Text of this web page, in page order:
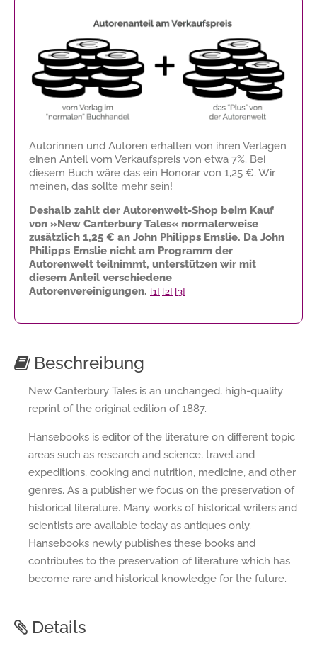
Autorinnen und Autoren erhalten von ihren Verlagen
einen Anteil vom Verkaufspreis von etwa 7%. Bei
diesem Buch wäre das ein Honorar von 1,25 €. Wir
meinen, das sollte mehr sein!
Deshalb zahlt der Autorenwelt-Shop beim Kauf
von »New Canterbury Tales« normalerweise
zusätzlich 1,25 € an John Philipps Emslie. Da John
Philipps Emslie nicht am Programm der
Autorenwelt teilnimmt, unterstützen wir mit
diesem Anteil verschiedene
Autorenvereinigungen. [1] [2] [3]
Beschreibung
New Canterbury Tales is an unchanged, high-quality
reprint of the original edition of 1887.
Hansebooks is editor of the literature on different topic
areas such as research and science, travel and
expeditions, cooking and nutrition, medicine, and other
genres. As a publisher we focus on the preservation of
historical literature. Many works of historical writers and
scientists are available today as antiques only.
Hansebooks newly publishes these books and
contributes to the preservation of literature which has
become rare and historical knowledge for the future.
Details